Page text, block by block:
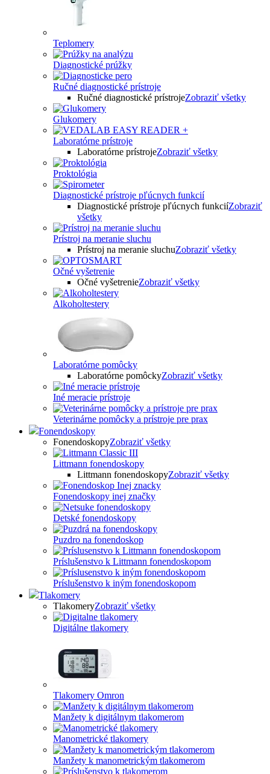
Teplomery
Diagnostické prúžky
Ručné diagnostické prístroje
Ručné diagnostické prístrojeZobraziť všetky
Glukomery
Laboratórne prístroje
Laboratórne prístrojeZobraziť všetky
Proktológia
Diagnostické prístroje pľúcnych funkcií
Diagnostické prístroje pľúcnych funkciíZobraziť
všetky
Prístroj na meranie sluchu
Prístroj na meranie sluchuZobraziť všetky
Očné vyšetrenie
Očné vyšetrenieZobraziť všetky
Alkoholtestery
Laboratórne pomôcky
Laboratórne pomôckyZobraziť všetky
Iné meracie prístroje
Veterinárne pomôcky a prístroje pre prax
Fonendoskopy
FonendoskopyZobraziť všetky
Littmann fonendoskopy
Littmann fonendoskopyZobraziť všetky
Fonendoskopy inej značky
Detské fonendoskopy
Puzdro na fonendoskop
Príslušenstvo k Littmann fonendoskopom
Príslušenstvo k iným fonendoskopom
Tlakomery
TlakomeryZobraziť všetky
Digitálne tlakomery
Tlakomery Omron
Manžety k digitálnym tlakomerom
Manometrické tlakomery
Manžety k manometrickým tlakomerom